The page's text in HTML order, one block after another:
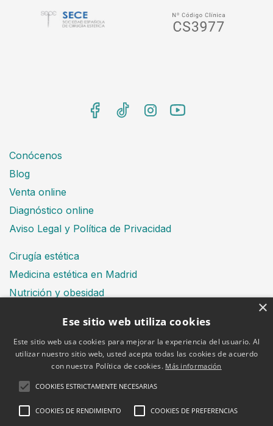
Conócenos
Blog
Venta online
Diagnóstico online
Aviso Legal y Política de Privacidad
Cirugía estética
Medicina estética en Madrid
Nutrición y obesidad
Financiación
Política de cookies
×
Ese sitio web utiliza cookies
Este sitio web usa cookies para mejorar la experiencia del usuario. Al
utilizar nuestro sitio web, usted acepta todas las cookies de acuerdo
con nuestra Política de cookies. Más información
COOKIES ESTRICTAMENTE NECESARIAS
COOKIES DE RENDIMIENTO COOKIES DE PREFERENCIAS